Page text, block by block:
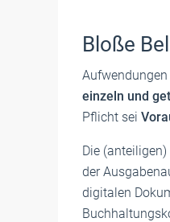
Bloße
einzeln und
Pflicht sei
Die
der
digitalen